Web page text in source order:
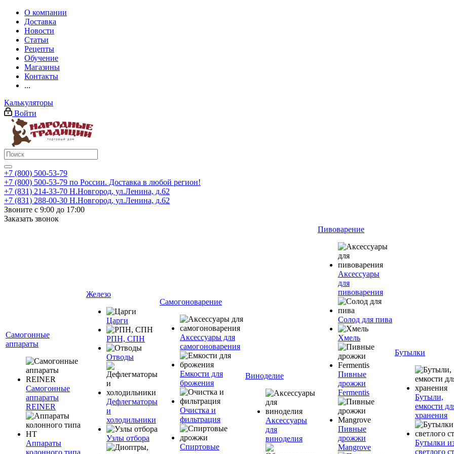
О компании
Доставка
Новости
Статьи
Рецепты
Обучение
Магазины
Контакты
...
Калькуляторы
Войти
+7 (800) 500-53-79
+7 (800) 500-53-79 по России. Доставка в любой регион!
+7 (831) 214-33-70 Н.Новгород, ул.Ленина, д.62
+7 (831) 288-00-30 Н.Новгород, ул.Ленина, д.62
Звоните с 9:00 до 17:00
Заказать звонок
Самогонные
аппараты
Самогонные
аппараты
REINER
Аппараты
колонного типа
Железо
Царги
РПН, СПН
Отводы
Дефлегматоры
и
холодильники
Узлы отбора
Самогоноварение
Аксессуары для
самогоноварения
Емкости для
брожения
Очистка и
фильтрация
Спиртовые
Виноделие
Аксессуары
для
виноделия
Пивоварение
Аксессуары
для
пивоварения
Солод для пива
Хмель
Пивные
дрожжи
Fermentis
Пивные
дрожжи
Mangrove
Бутылки
Бутыли,
емкости
хранения
Бутылки
светлого